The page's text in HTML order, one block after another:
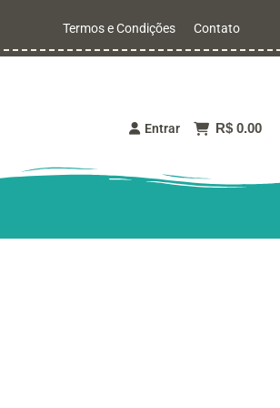
Termos e Condições Contato
Entrar R$ 0.00